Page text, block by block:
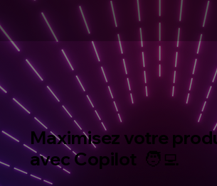
Maximisez votre
avec Copilot 🧑‍💻